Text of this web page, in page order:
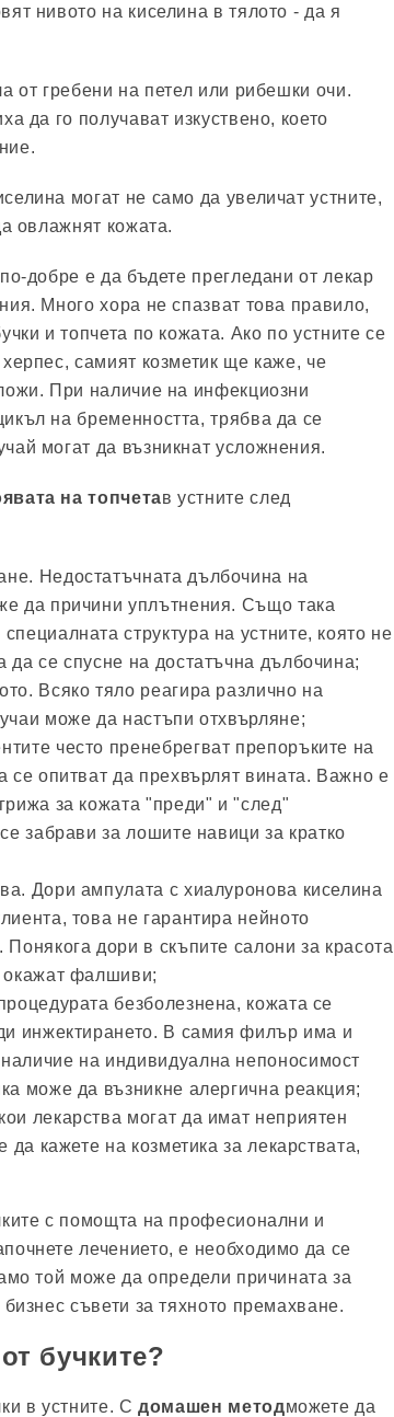
нивото на киселина в тялото - да я
от гребени на петел или рибешки очи.
да го получават изкуствено, което
могат не само да увеличат устните,
овлажнят кожата.
добре е да бъдете прегледани от лекар
Много хора не спазват това правило,
и топчета по кожата. Ако по устните се
самият козметик ще каже, че
При наличие на инфекциозни
на бременността, трябва да се
могат да възникнат усложнения.
на топчетав устните след
Недостатъчната дълбочина на
да причини уплътнения. Също така
структура на устните, която не
да се спусне на достатъчна дълбочина;
Всяко тяло реагира различно на
може да настъпи отхвърляне;
често пренебрегват препоръките на
се опитват да прехвърлят вината. Важно е
за кожата "преди" и "след"
забрави за лошите навици за кратко
Дори ампулата с хиалуронова киселина
това не гарантира нейното
Понякога дори в скъпите салони за красота
окажат фалшиви;
безболезнена, кожата се
инжектирането. В самия филър има и
на индивидуална непоносимост
може да възникне алергична реакция;
лекарства могат да имат неприятен
да кажете на козметика за лекарствата,
с помощта на професионални и
лечението, е необходимо да се
той може да определи причината за
съвети за тяхното премахване.
бучките?
в устните. Сдомашен методможете да